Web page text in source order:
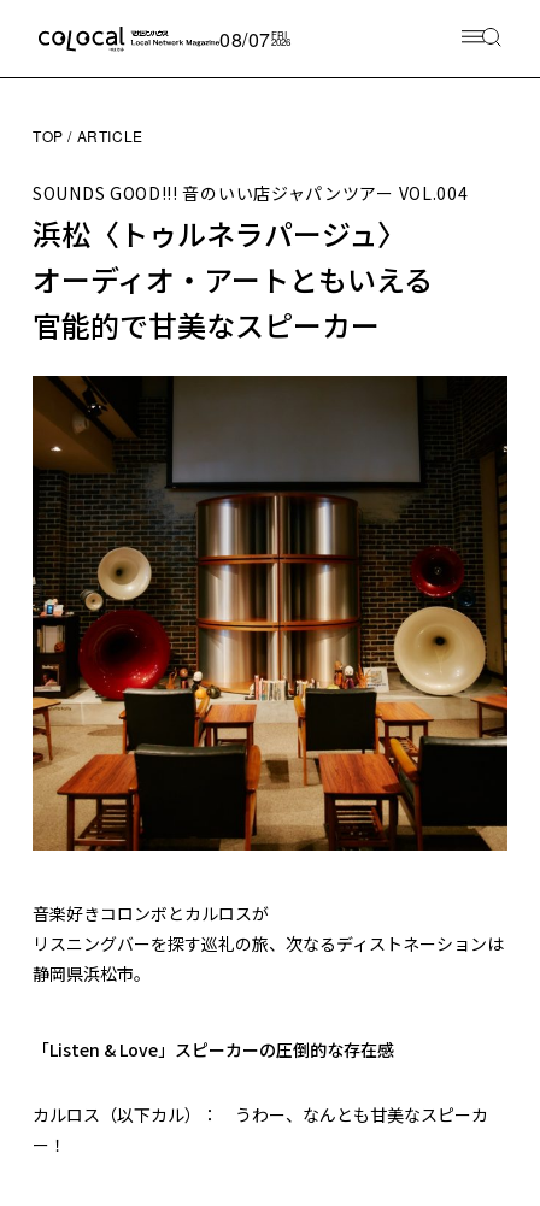
08/07FRI
2026
TOP ARTICLE
SOUNDS GOOD!!! 音のいい店ジャパンツアー VOL.004
浜松〈トゥルネラパージュ〉
オーディオ・アートともいえる
官能的で甘美なスピーカー
音楽好きコロンボとカルロスが
リスニングバーを探す巡礼の旅、次なるディストネーションは
静岡県浜松市。
「Listen & Love」スピーカーの圧倒的な存在感
カルロス（以下カル）： うわー、なんとも甘美なスピーカ
ー！